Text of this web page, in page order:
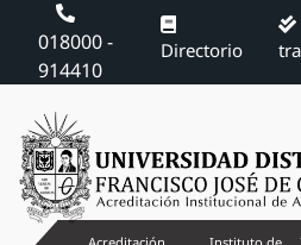
018000 -
914410
Directorio